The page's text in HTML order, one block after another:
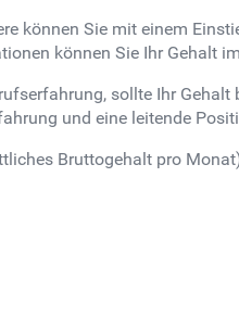
können Sie mit einem
können Sie Ihr Gehalt
sollte Ihr
und eine leitende
Bruttogehalt pro